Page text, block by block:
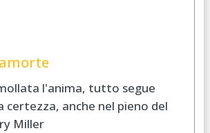
l'anima, tutto segue
certezza, anche nel pieno del
Miller